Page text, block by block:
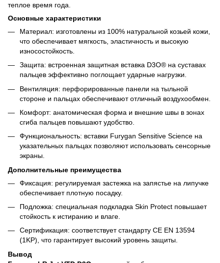
теплое время года.
Основные характеристики
Материал: изготовлены из 100% натуральной козьей кожи,
что обеспечивает мягкость, эластичность и высокую
износостойкость.
Защита: встроенная защитная вставка D3O® на суставах
пальцев эффективно поглощает ударные нагрузки.
Вентиляция: перфорированные панели на тыльной
стороне и пальцах обеспечивают отличный воздухообмен.
Комфорт: анатомическая форма и внешние швы в зонах
сгиба пальцев повышают удобство.
Функциональность: вставки Furygan Sensitive Science на
указательных пальцах позволяют использовать сенсорные
экраны.
Дополнительные преимущества
Фиксация: регулируемая застежка на запястье на липучке
обеспечивает плотную посадку.
Подложка: специальная подкладка Skin Protect повышает
стойкость к истиранию и влаге.
Сертификация: соответствует стандарту CE EN 13594
(1KP), что гарантирует высокий уровень защиты.
Вывод